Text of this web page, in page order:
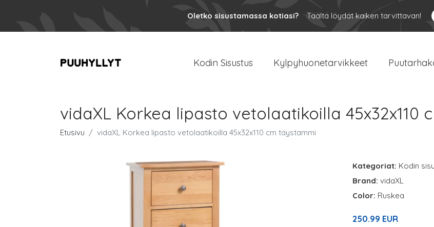
Oletko sisustamassa kotiasi? Täältä löydät kaiken tarvittavan!
Kodin Sisustus Kylpyhuonetarvikkeet
vidaXL Korkea lipasto vetolaatikoilla 45x32x110
Etusivu vidaXL Korkea lipasto vetolaatikoilla 45x32x110 cm täystammi
Kategoriat: Kodin
Brand: vidaXL
Color: Ruskea
250.99 EUR